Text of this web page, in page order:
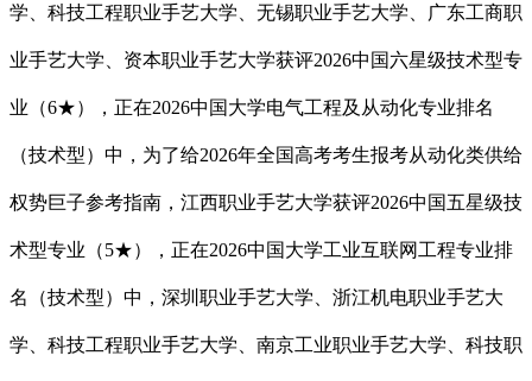
学、科技工程职业手艺大学、无锡职业手艺大学、广东工商职
业手艺大学、资本职业手艺大学获评2026中国六星级技术型专
业（6★），正在2026中国大学电气工程及从动化专业排名
（技术型）中，为了给2026年全国高考考生报考从动化类供给
权势巨子参考指南，江西职业手艺大学获评2026中国五星级技
术型专业（5★），正在2026中国大学工业互联网工程专业排
名（技术型）中，深圳职业手艺大学、浙江机电职业手艺大
学、科技工程职业手艺大学、南京工业职业手艺大学、科技职